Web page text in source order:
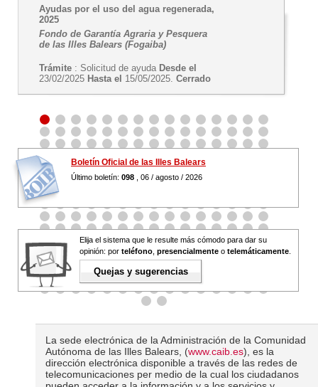
Ayudas por el uso del agua regenerada,
2025
Fondo de Garantía Agraria y Pesquera
de las Illes Balears (Fogaiba)
Trámite : Solicitud de ayuda Desde el
23/02/2025 Hasta el 15/05/2025. Cerrado
Boletín Oficial de las Illes Balears
Último boletín: 098 , 06 / agosto / 2026
Elija el sistema que le resulte más cómodo para dar su
opinión: por teléfono presencialmente o telemáticamente
Quejas y sugerencias
La sede electrónica de la Administración de la Comunidad
Autónoma de las Illes Balears, (www.caib.es), es la
dirección electrónica disponible a través de las redes de
telecomunicaciones per medio de la cual los ciudadanos